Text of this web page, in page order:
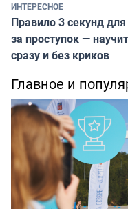
ИНТЕРЕСНОЕ
Правило 3 секунд
за проступок —
сразу и без криков
Главное и